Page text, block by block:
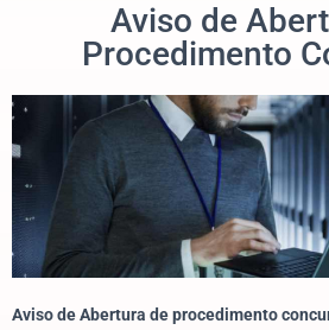
Aviso de
Procedimento
Aviso de Abertura de procedimento